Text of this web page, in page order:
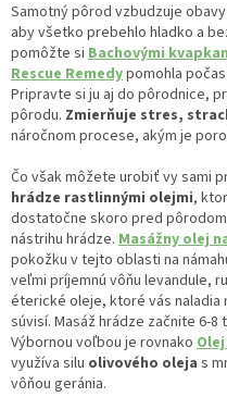
Samotný pôrod vzbudzuje
aby všetko prebehlo hladko a
pomôžte si Bachovými
Rescue Remedypomohla
Pripravte si ju aj do pôrodnice,
pôrodu. Zmierňuje stres,
náročnom procese, akým je
Čo však môžete urobiť vy sami
hrádze rastlinnými olejmi,
dostatočne skoro pred
nástrihu hrádze. Masážny olej
pokožku v tejto oblasti na
veľmi príjemnú vôňu levandule,
éterické oleje, ktoré vás naladia
súvisí. Masáž hrádze začnite 6-
Výbornou voľbou je rovnako
využíva silu olivového oleja s
vôňou geránia.